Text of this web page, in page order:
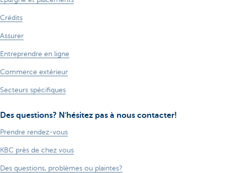
Crédits
Assurer
Entreprendre en ligne
Commerce extérieur
Secteurs spécifiques
Des questions? N'hésitez pas à nous contacter!
Prendre rendez-vous
KBC près de chez vous
Des questions, problèmes ou plaintes?